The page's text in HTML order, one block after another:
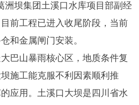
洲坝集团土溪口水库项目部副经
前工程已进入收尾阶段，当前
和金属闸门安装。
巴山暴雨核心区，地质条件复
施工能克服不利因素顺利推
应用。土溪口大坝是四川省水